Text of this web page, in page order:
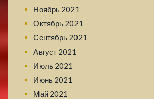
Ноябрь 2021
Октябрь 2021
Сентябрь 2021
Август 2021
Июль 2021
Июнь 2021
Май 2021